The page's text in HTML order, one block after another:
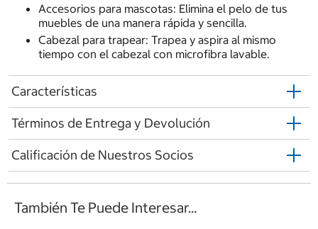
Accesorios para mascotas: Elimina el pelo de tus
muebles de una manera rápida y sencilla.
Cabezal para trapear: Trapea y aspira al mismo
tiempo con el cabezal con microfibra lavable.
Características
Términos de Entrega y Devolución
Calificación de Nuestros Socios
También Te Puede Interesar...